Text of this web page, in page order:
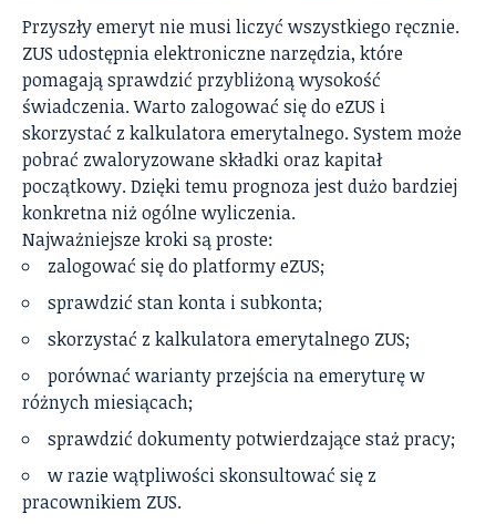
Przyszły emeryt nie musi liczyć wszystkiego ręcznie.
ZUS udostępnia elektroniczne narzędzia, które
pomagają sprawdzić przybliżoną wysokość
świadczenia. Warto zalogować się do eZUS i
skorzystać z kalkulatora emerytalnego. System może
pobrać zwaloryzowane składki oraz kapitał
początkowy. Dzięki temu prognoza jest dużo bardziej
konkretna niż ogólne wyliczenia.
Najważniejsze kroki są proste:
zalogować się do platformy eZUS;
sprawdzić stan konta i subkonta;
skorzystać z kalkulatora emerytalnego ZUS;
porównać warianty przejścia na emeryturę w
różnych miesiącach;
sprawdzić dokumenty potwierdzające staż pracy;
w razie wątpliwości skonsultować się z
pracownikiem ZUS.